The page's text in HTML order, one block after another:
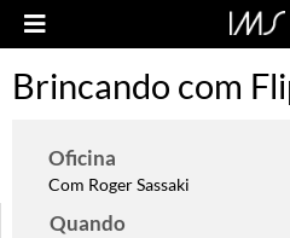
Brincando com
Oficina
Com Roger Sassaki
Quando